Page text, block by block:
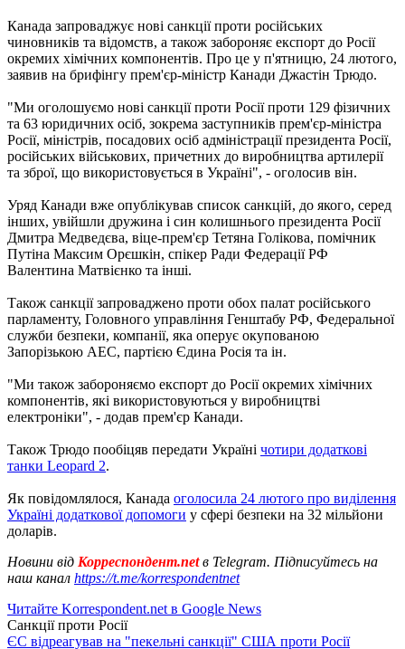
Канада запроваджує нові санкції проти російських
чиновників та відомств, а також забороняє експорт до Росії
окремих хімічних компонентів. Про це у п'ятницю, 24 лютого,
заявив на брифінгу прем'єр-міністр Канади Джастін Трюдо.
"Ми оголошуємо нові санкції проти Росії проти 129 фізичних
та 63 юридичних осіб, зокрема заступників прем'єр-міністра
Росії, міністрів, посадових осіб адміністрації президента Росії,
російських військових, причетних до виробництва артилерії
та зброї, що використовується в Україні", - оголосив він.
Уряд Канади вже опублікував список санкцій, до якого, серед
інших, увійшли дружина і син колишнього президента Росії
Дмитра Медведєва, віце-прем'єр Тетяна Голікова, помічник
Путіна Максим Орєшкін, спікер Ради Федерації РФ
Валентина Матвієнко та інші.
Також санкції запроваджено проти обох палат російського
парламенту, Головного управління Генштабу РФ, Федеральної
служби безпеки, компанії, яка оперує окупованою
Запорізькою АЕС, партією Єдина Росія та ін.
"Ми також забороняємо експорт до Росії окремих хімічних
компонентів, які використовуються у виробництві
електроніки", - додав прем'єр Канади.
Також Трюдо пообіцяв передати Україні чотири додаткові
танки Leopard 2.
Як повідомлялося, Канада оголосила 24 лютого про виділення
Україні додаткової допомоги у сфері безпеки на 32 мільйони
доларів.
Новини від Корреспондент.netв Telegram. Підписуйтесь на
наш канал https://t.me/korrespondentnet
Читайте Korrespondent.net в Google News
Санкції проти Росії
ЄС відреагував на "пекельні санкції" США проти Росії